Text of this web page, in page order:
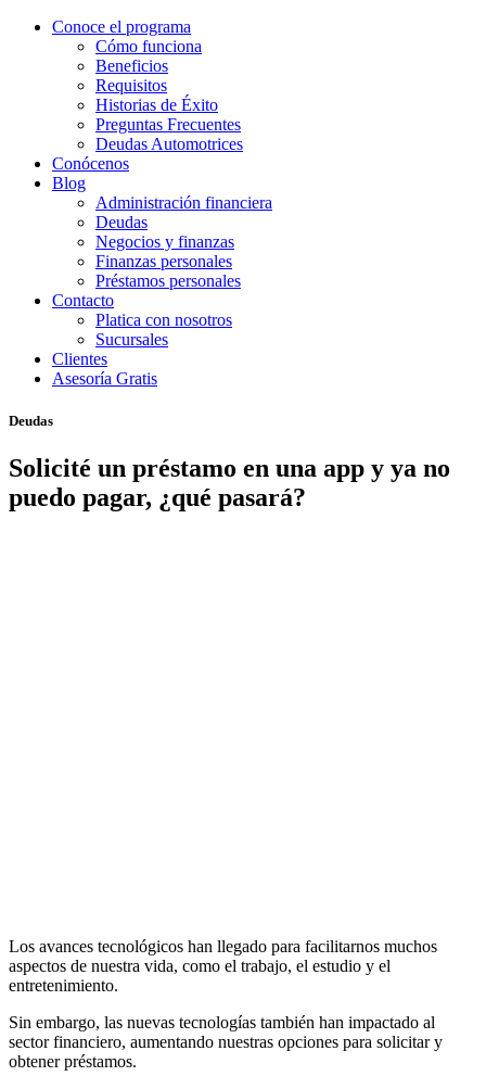
Conoce el programa
Cómo funciona
Beneficios
Requisitos
Historias de Éxito
Preguntas Frecuentes
Deudas Automotrices
Conócenos
Blog
Administración financiera
Deudas
Negocios y finanzas
Finanzas personales
Préstamos personales
Contacto
Platica con nosotros
Sucursales
Clientes
Asesoría Gratis
Deudas
Solicité un préstamo en una app y ya no
puedo pagar, ¿qué pasará?
Los avances tecnológicos han llegado para facilitarnos muchos
aspectos de nuestra vida, como el trabajo, el estudio y el
entretenimiento.
Sin embargo, las nuevas tecnologías también han impactado al
sector financiero, aumentando nuestras opciones para solicitar y
obtener préstamos.